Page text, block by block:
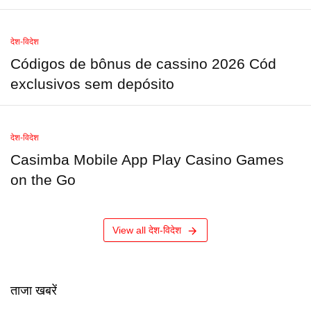
देश-विदेश
Códigos de bônus de cassino 2026 Cód
exclusivos sem depósito
देश-विदेश
Casimba Mobile App Play Casino Games
on the Go
View all देश-विदेश
ताजा खबरें